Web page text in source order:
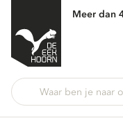
Meer dan